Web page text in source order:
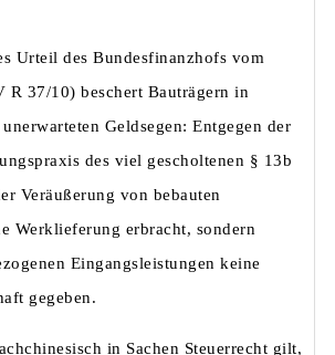
Urteil des Bundesfinanzhofs vom
R 37/10) beschert Bauträgern in
Geldsegen: Entgegen der
des viel gescholtenen § 13b
Veräußerung von bebauten
Werklieferung erbracht, sondern
Eingangsleistungen keine
gegeben.
in Sachen Steuerrecht gilt,